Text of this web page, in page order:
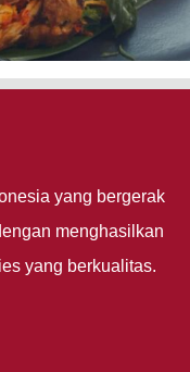
yang bergerak
menghasilkan
yang berkualitas.